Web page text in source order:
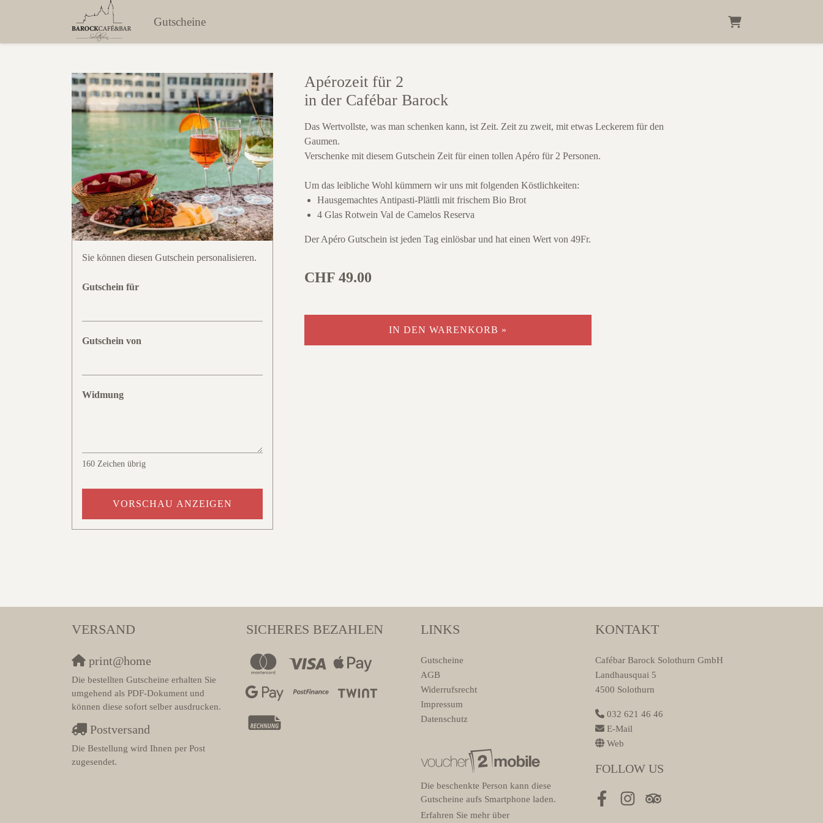
Gutscheine
Warenkorb
Sie können diesen Gutschein personalisieren.
Gutschein für
Gutschein von
Widmung
160 Zeichen übrig
VORSCHAU ANZEIGEN
Apérozeit für 2
in der Cafébar Barock
Das Wertvollste, was man schenken kann, ist Zeit. Zeit zu zweit, mit etwas Leckerem für den
Gaumen.
Verschenke mit diesem Gutschein Zeit für einen tollen Apéro für 2 Personen.
Um das leibliche Wohl kümmern wir uns mit folgenden Köstlichkeiten:
Hausgemachtes Antipasti-Plättli mit frischem Bio Brot
4 Glas Rotwein Val de Camelos Reserva
Der Apéro Gutschein ist jeden Tag einlösbar und hat einen Wert von 49Fr.
CHF 49.00
IN DEN WARENKORB »
VERSAND
print@home
Die bestellten Gutscheine erhalten Sie
umgehend als PDF-Dokument und
können diese sofort selber ausdrucken.
Postversand
Die Bestellung wird Ihnen per Post
zugesendet.
SICHERES BEZAHLEN LINKS
Gutscheine
AGB
Widerrufsrecht
Impressum
Datenschutz
Die beschenkte Person kann diese
Gutscheine aufs Smartphone laden.
Erfahren Sie mehr über
KONTAKT
Cafébar Barock Solothurn GmbH
Landhausquai 5
4500 Solothurn
032 621 46 46
E-Mail
Web
FOLLOW US
FacebookInstagramTripadvisor